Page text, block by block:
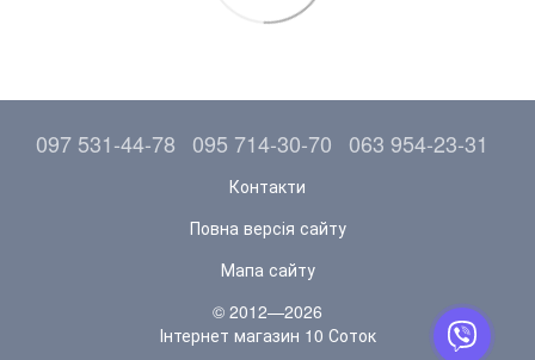
097 531-44-78 095 714-30-70 063 954-23-31
Контакти
Повна версія сайту
Мапа сайту
© 2012—2026
Інтернет магазин 10 Соток